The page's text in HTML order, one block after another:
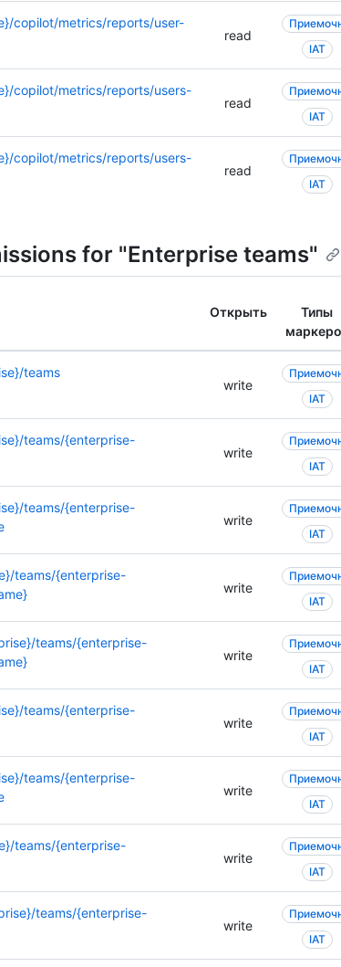
copilot/metrics/reports/user-
read
IAT
copilot/metrics/reports/users-
read
IAT
copilot/metrics/reports/users-
read
IAT
for "Enterprise teams"
Открыть
Типы
teams
write
IAT
teams/{enterprise-
write
IAT
teams/{enterprise-
write
IAT
teams/{enterprise-
write
IAT
teams/{enterprise-
write
IAT
teams/{enterprise-
write
IAT
teams/{enterprise-
write
IAT
teams/{enterprise-
write
IAT
teams/{enterprise-
write
IAT